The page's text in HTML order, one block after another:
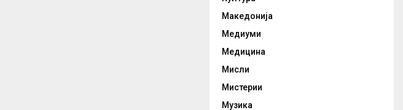
Македонија
Медиуми
Медицина
Мисли
Мистерии
Музика